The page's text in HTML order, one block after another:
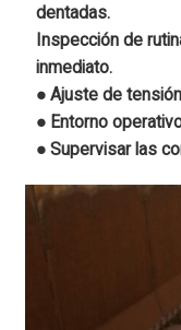
dentadas.
Inspección de
inmediato.
● Ajuste de
● Entorno
● Supervisar las